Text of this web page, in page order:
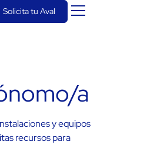
Solicita tu Aval
a
y equipos
recursos para